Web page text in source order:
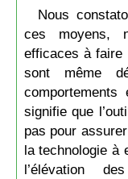
Nous
ces moyens,
efficaces à faire
sont même
signifie que
pas pour
la technologie à
l’élévation